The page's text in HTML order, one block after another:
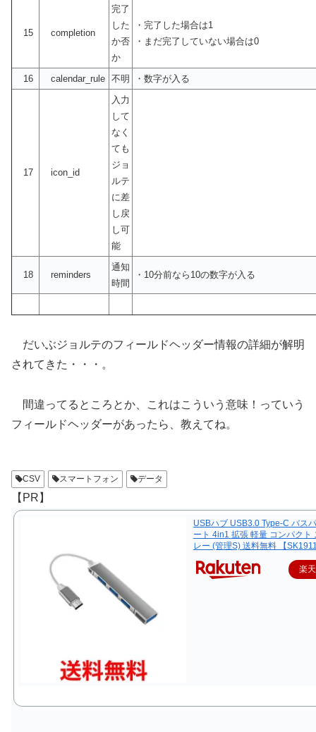
15 completion
完了
した
か否
か
・完了した場合は1
・まだ完了していない場合は0
16 calendar_rule 不明 ・数字が入る
17 icon_id
入力
して
なく
ても
ジョ
ルテ
に差
し戻
し可
能
18 reminders
通知
時間
・10分前なら10の数字が入る
だいぶジョルテのフィールドヘッダー情報の詳細が解明
されてきた・・・。
間違ってるところとか、これはこういう意味！っていう
フィールドヘッダーがあったら、教えてね。
CSV スマートフォン データ
【PR】
USBハブ USB3.0 Type-C バス
ート 4in1 拡張 軽量 コンパクト
レー (管理S) 送料無料 【
楽